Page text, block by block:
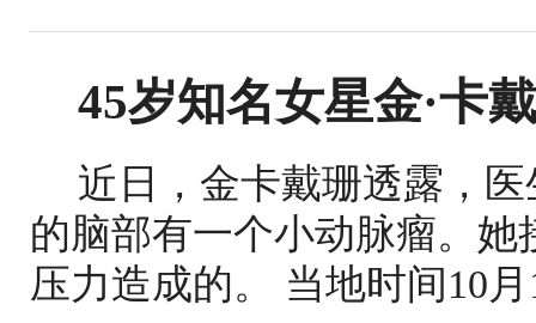
45岁知名女星金·卡
近日，金卡戴珊透露，
的脑部有一个小动脉瘤。
压力造成的。 当地时间10